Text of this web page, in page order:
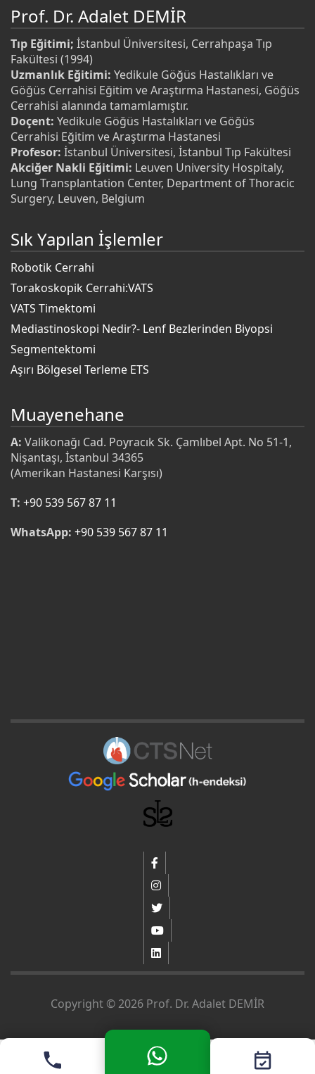
Prof. Dr. Adalet DEMİR
Tıp Eğitimi; İstanbul Üniversitesi, Cerrahpaşa Tıp
Fakültesi (1994)
Uzmanlık Eğitimi: Yedikule Göğüs Hastalıkları ve
Göğüs Cerrahisi Eğitim ve Araştırma Hastanesi, Göğüs
Cerrahisi alanında tamamlamıştır.
Doçent: Yedikule Göğüs Hastalıkları ve Göğüs
Cerrahisi Eğitim ve Araştırma Hastanesi
Profesor: İstanbul Üniversitesi, İstanbul Tıp Fakültesi
Akciğer Nakli Eğitimi: Leuven University Hospitaly,
Lung Transplantation Center, Department of Thoracic
Surgery, Leuven, Belgium
Sık Yapılan İşlemler
Robotik Cerrahi
Torakoskopik Cerrahi:VATS
VATS Timektomi
Mediastinoskopi Nedir?- Lenf Bezlerinden Biyopsi
Segmentektomi
Aşırı Bölgesel Terleme ETS
Muayenehane
A: Valikonağı Cad. Poyracık Sk. Çamlıbel Apt. No 51-1,
Nişantaşı, İstanbul 34365
(Amerikan Hastanesi Karşısı)
T: +90 539 567 87 11
WhatsApp: +90 539 567 87 11
Copyright © 2026 Prof. Dr. Adalet DEMİR